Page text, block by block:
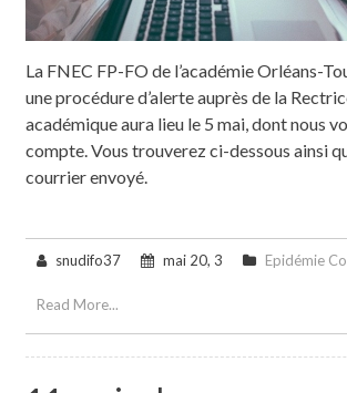
La FNEC FP-FO de l’académie Orléans-
une procédure d’alerte auprès de la
académique aura lieu le 5 mai, dont nous
compte. Vous trouverez ci-dessous ainsi
courrier envoyé.
snudifo37 mai 20, 3 Epidémie
Read More...